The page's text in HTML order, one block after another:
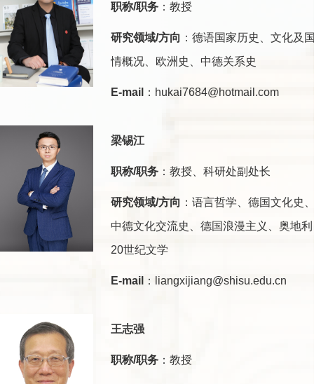
职称/职务 ：教授
研究领域/方向 ：德语国家历史、文化及
情概况、欧洲史、中德关系史
E-mail ：hukai7684@hotmail.com
梁锡江
职称/职务 ：教授、科研处副处长
研究领域/方向 ：语言哲学、德国文化史
中德文化交流史、德国浪漫主义、奥地利
20世纪文学
E-mail ：liangxijiang@shisu.edu.cn
王志强
职称/职务 ：教授